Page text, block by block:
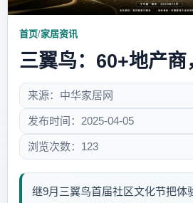
家具知识
家装攻略 创意
首页/家居资讯
三翼鸟：60+地产商
来源：中华家居网
发布时间：2025-04-05
浏览次数：123
继9月三翼鸟首届社区文化节把体